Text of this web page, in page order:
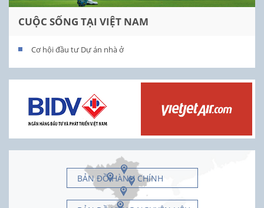
CUỘC SỐNG TẠI VIỆT NAM
Cơ hội đầu tư Dự án nhà ở
BẢN ĐỒ HÀNH CHÍNH